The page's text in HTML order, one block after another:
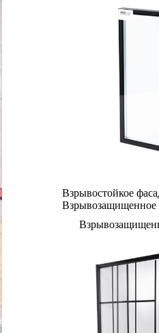
Взрывостойкое
Взрывозащищенное